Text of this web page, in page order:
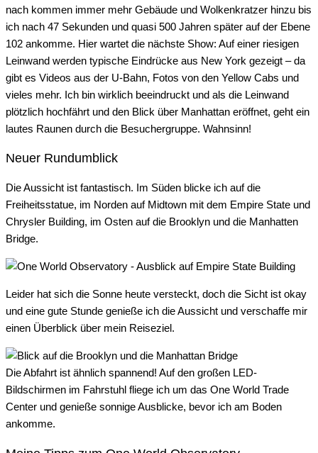
nach kommen immer mehr Gebäude und Wolkenkratzer hinzu bis
ich nach 47 Sekunden und quasi 500 Jahren später auf der Ebene
102 ankomme. Hier wartet die nächste Show: Auf einer riesigen
Leinwand werden typische Eindrücke aus New York gezeigt – da
gibt es Videos aus der U-Bahn, Fotos von den Yellow Cabs und
vieles mehr. Ich bin wirklich beeindruckt und als die Leinwand
plötzlich hochfährt und den Blick über Manhattan eröffnet, geht ein
lautes Raunen durch die Besuchergruppe. Wahnsinn!
Neuer Rundumblick
Die Aussicht ist fantastisch. Im Süden blicke ich auf die
Freiheitsstatue, im Norden auf Midtown mit dem Empire State und
Chrysler Building, im Osten auf die Brooklyn und die Manhatten
Bridge.
Leider hat sich die Sonne heute versteckt, doch die Sicht ist okay
und eine gute Stunde genieße ich die Aussicht und verschaffe mir
einen Überblick über mein Reiseziel.
Die Abfahrt ist ähnlich spannend! Auf den großen LED-
Bildschirmen im Fahrstuhl fliege ich um das One World Trade
Center und genieße sonnige Ausblicke, bevor ich am Boden
ankomme.